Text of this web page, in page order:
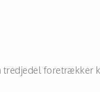
foretrækker